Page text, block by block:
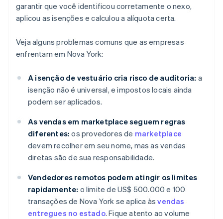
garantir que você identificou corretamente o nexo,
aplicou as isenções e calculou a alíquota certa.
Veja alguns problemas comuns que as empresas
enfrentam em Nova York:
A isenção de vestuário cria risco de auditoria: a
isenção não é universal, e impostos locais ainda
podem ser aplicados.
As vendas em marketplace seguem regras
diferentes: os provedores de marketplace
devem recolher em seu nome, mas as vendas
diretas são de sua responsabilidade.
Vendedores remotos podem atingir os limites
rapidamente: o limite de US$ 500.000 e 100
transações de Nova York se aplica àsvendas
entregues no estado. Fique atento ao volume